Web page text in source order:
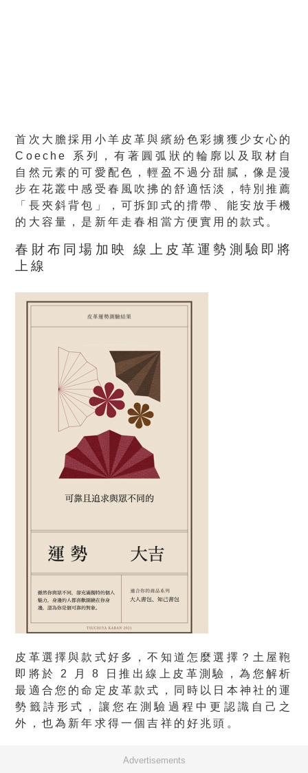
首次大膽採用小羊皮革與繽紛色彩擄獲少女心的
Coeche 系列，有著圓弧狀的輪廓以及取材自
自然元素的可愛配色，輕盈不過分甜膩，像是漫
步在花叢中感受春風吹拂的舒適恬淡，特別推薦
「長夾斜背包」，可拆卸式的揹帶、能安放手機
的大容量，是新年走春相當方便實用的款式。
春財布同場加映 線上皮革運勢測驗即將
上線
皮革選擇與款式好多，不知道怎麼選擇？土屋鞄
即將於 2 月 8 日推出線上皮革測驗，為您解析
最適合您的命定皮革款式，同時以日本神社的運
勢籤詩形式，讓您在測驗過程中更認識自己之
外，也為新年求得一個吉祥的好兆頭。
Advertisements